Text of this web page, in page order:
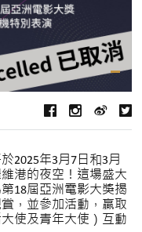
2025年3月7日和3月
港的夜空！這場盛大
18屆亞洲電影大獎揭
，並參加活動，贏取
使及青年大使）互動